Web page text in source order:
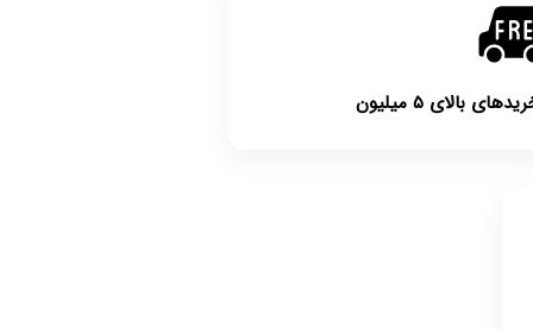
بالای ۵ میلیون